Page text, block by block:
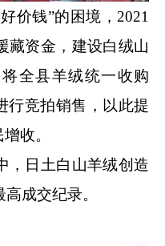
钱”的困境，2021
藏资金，建设白绒山
全县羊绒统一收购
行竞拍销售，以此提
收。
日土白山羊绒创造
成交纪录。